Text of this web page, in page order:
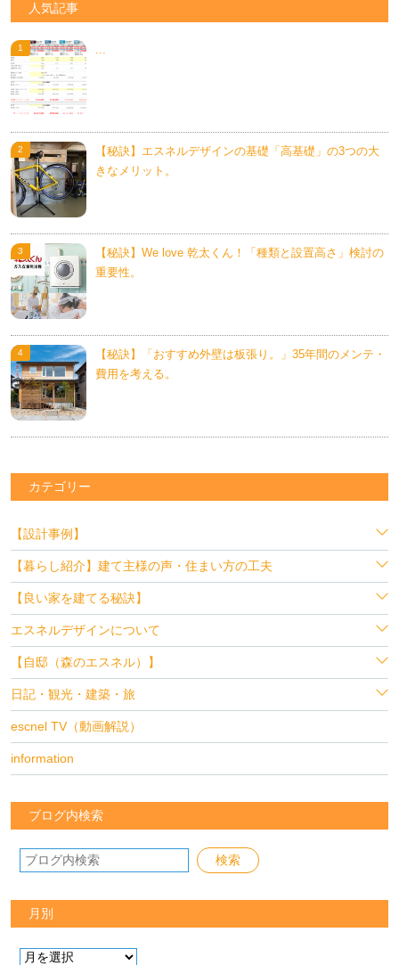
人気記事
...
【秘訣】エスネルデザインの基礎「高基礎」の3つの大
きなメリット。
【秘訣】We love 乾太くん！「種類と設置高さ」検討の
重要性。
【秘訣】「おすすめ外壁は板張り。」35年間のメンテ・
費用を考える。
カテゴリー
【設計事例】
【暮らし紹介】建て主様の声・住まい方の工夫
【良い家を建てる秘訣】
エスネルデザインについて
【自邸（森のエスネル）】
日記・観光・建築・旅
escnel TV（動画解説）
information
ブログ内検索
月別